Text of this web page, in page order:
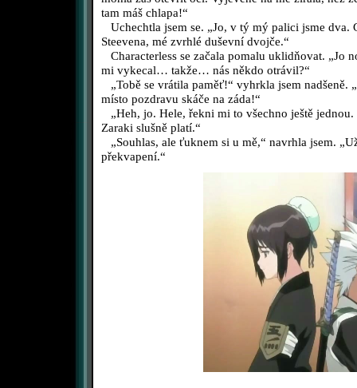
tam máš chlapa!“
Uchechtla jsem se. „Jo, v tý mý palici jsme dva.
Steevena, mé zvrhlé duševní dvojče.“
Characterless se začala pomalu uklidňovat. „Jo
mi vykecal… takže… nás někdo otrávil?“
„Tobě se vrátila paměť!“ vyhrkla jsem nadšeně.
místo pozdravu skáče na záda!“
„Heh, jo. Hele, řekni mi to všechno ještě
Zaraki slušně platí.“
„Souhlas, ale ťuknem si u mě,“ navrhla jsem.
překvapení.“